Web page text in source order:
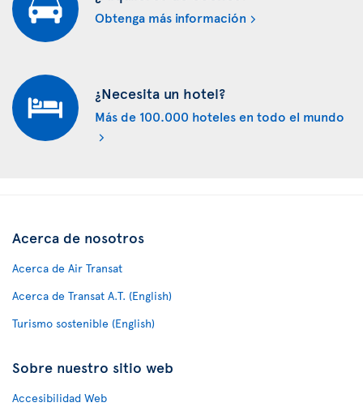
Obtenga más información
¿Necesita un hotel?
Más de 100.000 hoteles en todo el mundo
Acerca de nosotros
Acerca de Air Transat
Acerca de Transat A.T. (English)
Turismo sostenible (English)
Sobre nuestro sitio web
Accesibilidad Web